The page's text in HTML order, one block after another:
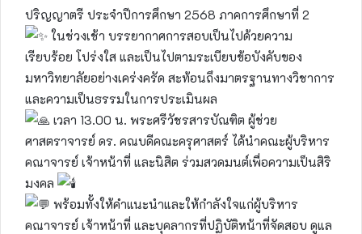
ปริญญาตรี ประจำปีการศึกษา 2568 ภาคการศึกษาที่ 2
ในช่วงเช้า บรรยากาศการสอบเป็นไปด้วยความ
เรียบร้อย โปร่งใส และเป็นไปตามระเบียบข้อบังคับของ
มหาวิทยาลัยอย่างเคร่งครัด สะท้อนถึงมาตรฐานทางวิชาการ
และความเป็นธรรมในการประเมินผล
เวลา 13.00 น. พระศรีวัชรสารบัณฑิต ผู้ช่วย
ศาสตราจารย์ ดร. คณบดีคณะครุศาสตร์ ได้นำคณะผู้บริหาร
คณาจารย์ เจ้าหน้าที่ และนิสิต ร่วมสวดมนต์เพื่อความเป็นสิริ
มงคล
พร้อมทั้งให้คำแนะนำและให้กำลังใจแก่ผู้บริหาร
คณาจารย์ เจ้าหน้าที่ และบุคลากรที่ปฏิบัติหน้าที่จัดสอบ ดูแล